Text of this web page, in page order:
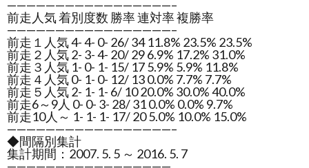
—————————————————–
前走人気 着別度数 勝率 連対率 複勝率
—————————————————–
前走１人気 4- 4- 0- 26/ 34 11.8% 23.5% 23.5%
前走２人気 2- 3- 4- 20/ 29 6.9% 17.2% 31.0%
前走３人気 1- 0- 1- 15/ 17 5.9% 5.9% 11.8%
前走４人気 0- 1- 0- 12/ 13 0.0% 7.7% 7.7%
前走５人気 2- 1- 1- 6/ 10 20.0% 30.0% 40.0%
前走6～9人 0- 0- 3- 28/ 31 0.0% 0.0% 9.7%
前走10人～ 1- 1- 1- 17/ 20 5.0% 10.0% 15.0%
—————————————————–
◆間隔別集計
集計期間：2007. 5. 5 ～ 2016. 5. 7